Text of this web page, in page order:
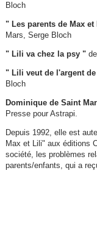
Bloch
" Les parents de Max
Mars, Serge Bloch
" Lili va chez la psy "de
" Lili veut de l'argent
Bloch
Dominique de Saint
Presse pour Astrapi.
Depuis 1992, elle est
Max et Lili" aux éditions
société, les problèmes
parents/enfants, qui a